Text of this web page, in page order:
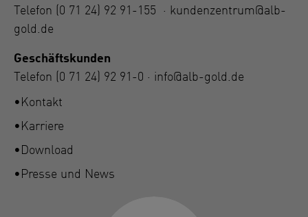
Telefon
(0 71 24) 92 91-155 · kundenzentrum@alb-
gold.de
Geschäftskunden
Telefon
(0 71 24) 92 91-0 · info@alb-gold.de
Kontakt
Karriere
Download
Presse und News